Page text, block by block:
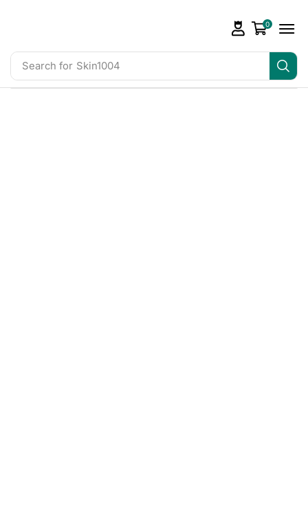
Search for Skin1004
0